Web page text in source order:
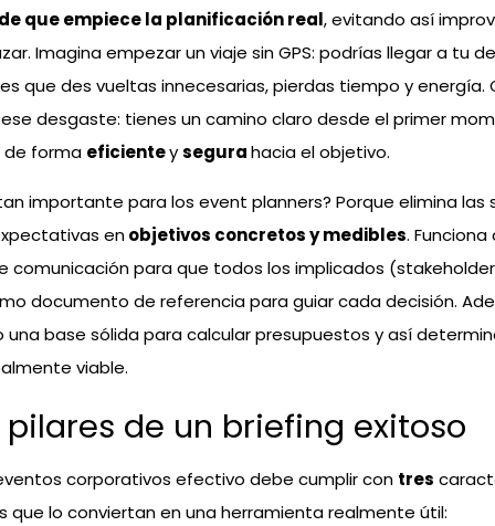
que empiece la planificación real, evitando así
Imagina empezar un viaje sin GPS: podrías llegar a tu
que des vueltas innecesarias, pierdas tiempo y energía.
desgaste: tienes un camino claro desde el primer
de forma eficienteysegurahacia el objetivo.
importante para los event planners? Porque elimina las
enobjetivos concretos y medibles.
comunicación para que todos los implicados
documento de referencia para guiar cada decisión.
una base sólida para calcular presupuestos y así
viable.
pilares de un briefing exitoso
corporativos efectivo debe cumplir con tres
que lo conviertan en una herramienta realmente útil: